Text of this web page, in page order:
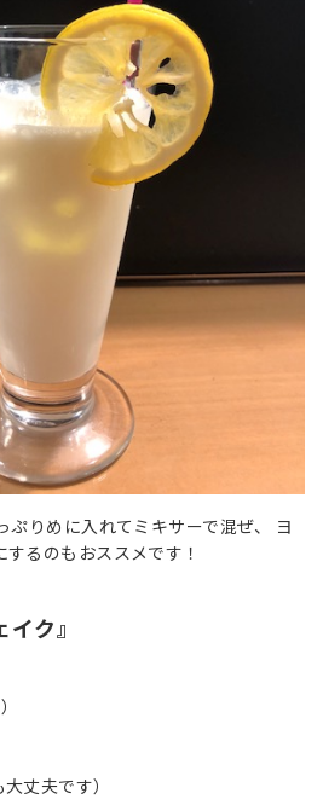
りめに入れてミキサーで混ぜ、 ヨ
るのもおススメです！
ク』
丈夫です）